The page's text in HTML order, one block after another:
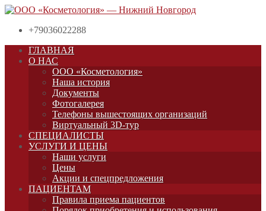
+79036022288
ГЛАВНАЯ
О НАС
ООО «Косметология»
Наша история
Документы
Фотогалерея
Телефоны вышестоящих организаций
Виртуальный 3D-тур
СПЕЦИАЛИСТЫ
УСЛУГИ И ЦЕНЫ
Наши услуги
Цены
Акции и спецпредложения
ПАЦИЕНТАМ
Правила приема пациентов